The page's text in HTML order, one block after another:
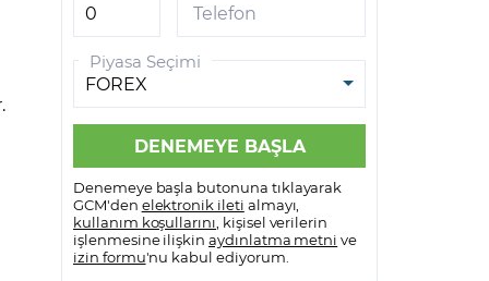
Telefon
Piyasa Seçimi
Denemeye başla butonuna tıklayarak
GCM'den elektronik ileti almayı,
kullanım koşullarını , kişisel verilerin
işlenmesine ilişkin aydınlatma metni ve
izin formu'nu kabul ediyorum.